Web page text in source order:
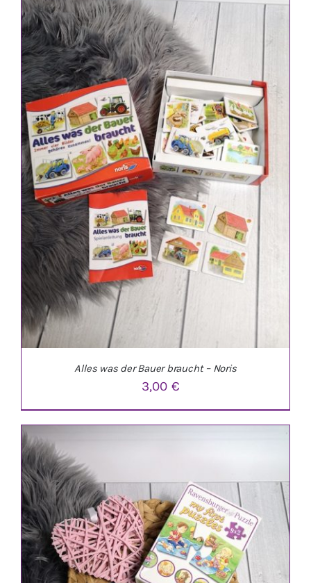
IN DEN WARENKORB / DETAILS
IN DEN WARENKORB / DETAILS
Alles was der Bauer braucht – Noris
3,00€